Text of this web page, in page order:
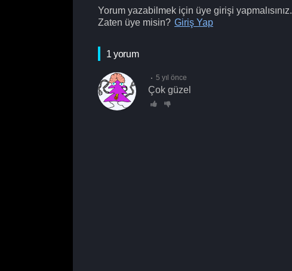
Yorum yazabilmek için üye girişi yapmalısınız.
Zaten üye misin? Giriş Yap
1 yorum
5 yıl önce
Çok güzel